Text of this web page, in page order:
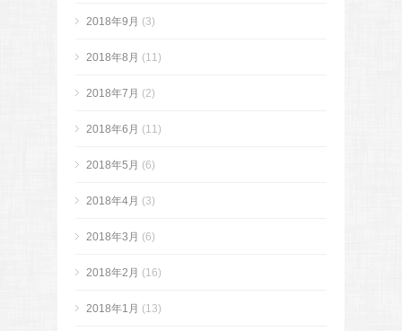
2018年9月 (3)
2018年8月 (11)
2018年7月 (2)
2018年6月 (11)
2018年5月 (6)
2018年4月 (3)
2018年3月 (6)
2018年2月 (16)
2018年1月 (13)